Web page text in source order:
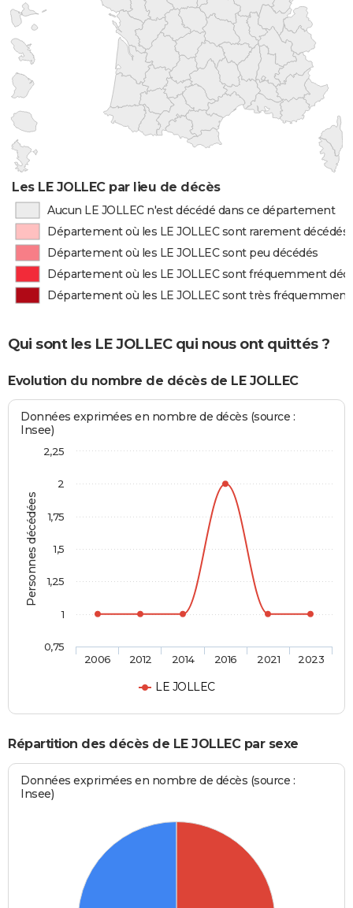
Les LE JOLLEC par lieu de décès
Aucun LE JOLLEC n'est décédé dans ce département
Département où les LE JOLLEC sont rarement décédés
Département où les LE JOLLEC sont peu décédés
Département où les LE JOLLEC sont fréquemment
Département où les LE JOLLEC sont très fréquemment
Qui sont les LE JOLLEC qui nous ont quittés ?
Evolution du nombre de décès de LE JOLLEC
Personnes décédées
Données exprimées en nombre de décès (source :
Insee)
LE JOLLEC
2006 2012 2014 2016 2021 2023
0,75
1
1,25
1,5
1,75
2
2,25
Répartition des décès de LE JOLLEC par sexe
Données exprimées en nombre de décès (source :
Insee)